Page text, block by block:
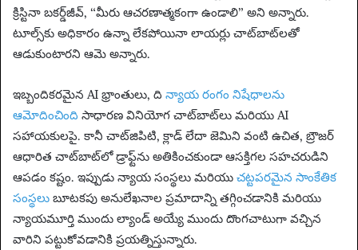
క్రిస్టినా బకర్డ్‌జీవ్, “మీరు ఆచరణాత్మకంగా ఉండాలి” అని అన్నారు.
టూల్స్‌కు అధికారం ఉన్నా లేకపోయినా లాయర్లు చాట్‌బాట్‌లతో
ఆడుకుంటారని ఆమె అన్నారు.
ఇబ్బందికరమైన AI భ్రాంతులు, ది న్యాయ రంగం నిషేధాలను
ఆమోదించింది సాధారణ వినియోగ చాట్‌బాట్‌లు మరియు AI
సహాయకులపై. కానీ చాట్‌జిపిటి, క్లాడ్ లేదా జెమిని వంటి ఉచిత, బ్రౌజర్
ఆధారిత చాట్‌బాట్‌లో డ్రాఫ్ట్‌ను అతికించకుండా ఆసక్తిగల సహచరుడిని
ఆపడం కష్టం. ఇప్పుడు న్యాయ సంస్థలు మరియు చట్టపరమైన సాంకేతిక
సంస్థలు బూటకపు అనులేఖనాల ప్రమాదాన్ని తగ్గించడానికి మరియు
న్యాయమూర్తి ముందు ల్యాండ్ అయ్యే ముందు దొంగచాటుగా వచ్చిన
వారిని పట్టుకోవడానికి ప్రయత్నిస్తున్నారు.